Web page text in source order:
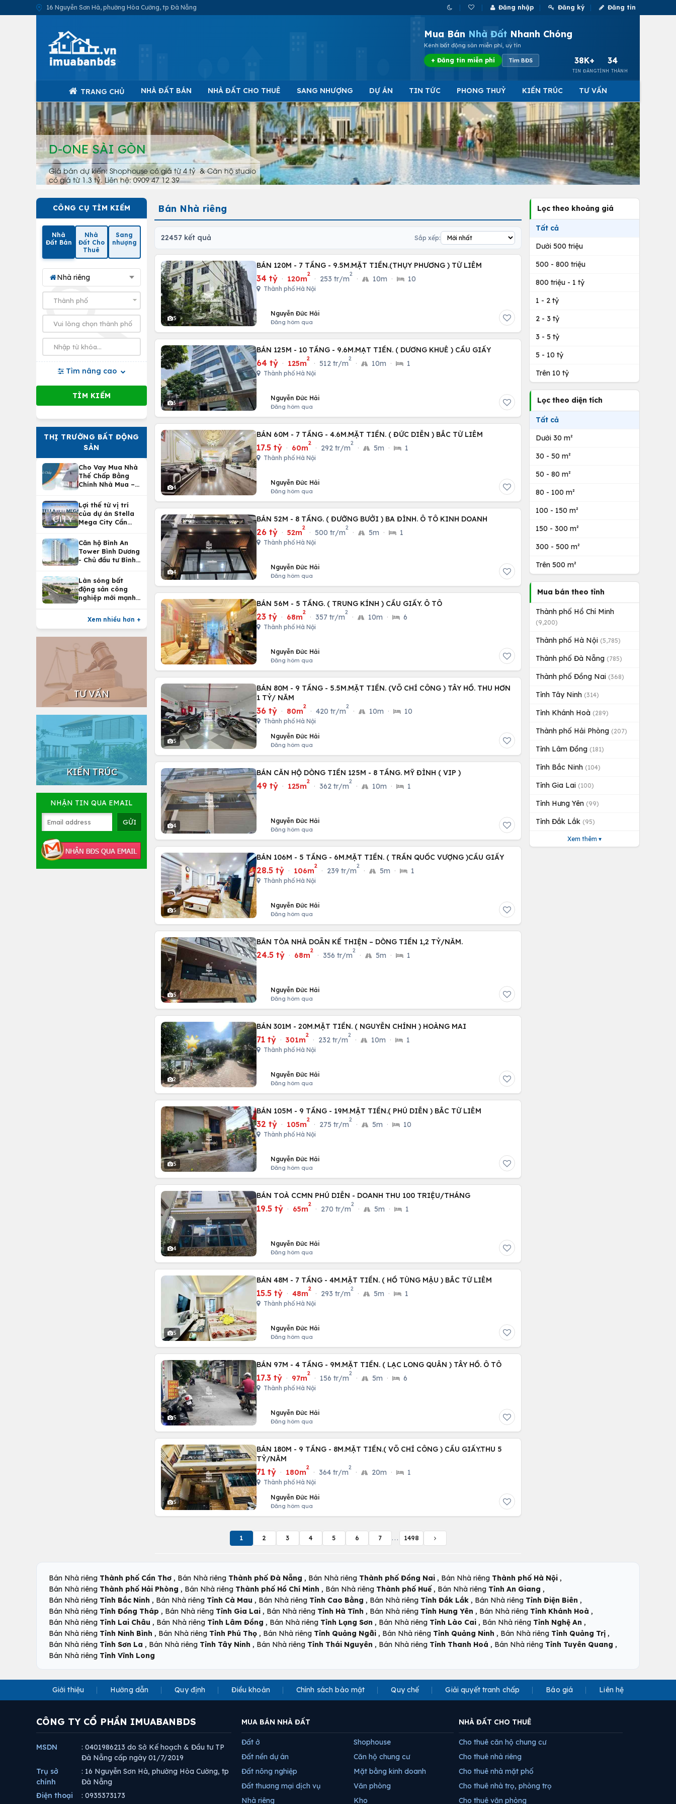
16 Nguyễn Sơn Hà, phường Hòa Cường, tp Đà Nẵng Đăng nhập Đăng ký Đăng tin
Mua Bán Nhà Đất Nhanh Chóng
Kênh bất động sản miễn phí, uy tín
+ Đăng tin miễn phí Tìm BĐS 38K+
TIN ĐĂNG
34
TỈNH THÀNH
TRANG CHỦ NHÀ ĐẤT BÁN NHÀ ĐẤT CHO THUÊ SANG NHƯỢNG DỰ ÁN TIN TỨC PHONG THUỶ KIẾN TRÚC TƯ VẤN
D-ONE SÀI GÒN
Giá bán dự kiến: Shophouse có giá từ 4 tỷ & Căn hộ studio
có giá từ 1.3 tỷ. Liên hệ: 0909 47 12 39
CÔNG CỤ TÌM KIẾM
Nhà
Đất Bán
Nhà
Đất Cho
Thuê
Sang
nhượng
Nhà riêng
Tìm nâng cao
THỊ TRƯỜNG BẤT ĐỘNG
SẢN
Cho Vay Mua Nhà
Thế Chấp Bằng
Chính Nhà Mua –
Nhà Tại
Vietcombank
Lợi thế từ vị trí
của dự án Stella
Mega City Cần
Căn hộ Bình An
Tower Bình Dương
- Chủ đầu tư Bình
Làn sóng bất
động sản công
nghiệp mới mạnh
Xem nhiều hơn +
TƯ VẤN
KIẾN TRÚC
NHẬN TIN QUA EMAIL
Bán Nhà riêng
22457 kết quả Sắp xếp:
5
BÁN 120M - 7 TẦNG - 9.5M.MẶT TIỀN.(THỤY PHƯƠNG ) TỪ LIÊM
34 tỷ · 120m
2
· 253 tr/m
2
· 10m · 10
Thành phố Hà Nội
Nguyễn Đức Hải
Đăng hôm qua
3
BÁN 125M - 10 TẦNG - 9.6M.MẠT TIỀN. ( DƯƠNG KHUÊ ) CẦU GIẤY
64 tỷ · 125m
2
· 512 tr/m
2
· 10m · 1
Thành phố Hà Nội
Nguyễn Đức Hải
Đăng hôm qua
4
BÁN 60M - 7 TẦNG - 4.6M.MẶT TIỀN. ( ĐỨC DIỄN ) BẮC TỪ LIÊM
17.5 tỷ · 60m
2
· 292 tr/m
2
· 5m · 1
Thành phố Hà Nội
Nguyễn Đức Hải
Đăng hôm qua
4
BÁN 52M - 8 TẦNG. ( ĐƯỜNG BƯỞI ) BA ĐÌNH. Ô TÔ KINH DOANH
26 tỷ · 52m
2
· 500 tr/m
2
· 5m · 1
Thành phố Hà Nội
Nguyễn Đức Hải
Đăng hôm qua
BÁN 56M - 5 TẦNG. ( TRUNG KÍNH ) CẦU GIẤY. Ô TÔ
23 tỷ · 68m
2
· 357 tr/m
2
· 10m · 6
Thành phố Hà Nội
Nguyễn Đức Hải
Đăng hôm qua
5
BÁN 80M - 9 TẦNG - 5.5M.MẶT TIỀN. (VÕ CHÍ CÔNG ) TÂY HỒ. THU HƠN
1 TỶ/ NĂM
36 tỷ · 80m
2
· 420 tr/m
2
· 10m · 10
Thành phố Hà Nội
Nguyễn Đức Hải
Đăng hôm qua
4
BÁN CĂN HỘ DÒNG TIỀN 125M - 8 TẦNG. MỸ ĐÌNH ( VIP )
49 tỷ · 125m
2
· 362 tr/m
2
· 10m · 1
Nguyễn Đức Hải
Đăng hôm qua
5
BÁN 106M - 5 TẦNG - 6M.MẶT TIỀN. ( TRẦN QUỐC VƯỢNG )CẦU GIẤY
28.5 tỷ · 106m
2
· 239 tr/m
2
· 5m · 1
Thành phố Hà Nội
Nguyễn Đức Hải
Đăng hôm qua
5
BÁN TÒA NHÀ DOÃN KẾ THIỆN – DÒNG TIỀN 1,2 TỶ/NĂM.
24.5 tỷ · 68m
2
· 356 tr/m
2
· 5m · 1
Nguyễn Đức Hải
Đăng hôm qua
2
BÁN 301M - 20M.MẶT TIỀN. ( NGUYỄN CHÍNH ) HOÀNG MAI
71 tỷ · 301m
2
· 232 tr/m
2
· 10m · 1
Thành phố Hà Nội
Nguyễn Đức Hải
Đăng hôm qua
5
BÁN 105M - 9 TẦNG - 19M.MẶT TIỀN.( PHÚ DIỄN ) BẮC TỪ LIÊM
32 tỷ · 105m
2
· 275 tr/m
2
· 5m · 10
Thành phố Hà Nội
Nguyễn Đức Hải
Đăng hôm qua
4
BÁN TOÀ CCMN PHÚ DIỄN - DOANH THU 100 TRIỆU/THÁNG
19.5 tỷ · 65m
2
· 270 tr/m
2
· 5m · 1
Nguyễn Đức Hải
Đăng hôm qua
5
BÁN 48M - 7 TẦNG - 4M.MẶT TIỀN. ( HỒ TÙNG MẬU ) BẮC TỪ LIÊM
15.5 tỷ · 48m
2
· 293 tr/m
2
· 5m · 1
Thành phố Hà Nội
Nguyễn Đức Hải
Đăng hôm qua
5
BÁN 97M - 4 TẦNG - 9M.MẶT TIỀN. ( LẠC LONG QUÂN ) TÂY HỒ. Ô TÔ
17.3 tỷ · 97m
2
· 156 tr/m
2
· 5m · 6
Thành phố Hà Nội
Nguyễn Đức Hải
Đăng hôm qua
5
BÁN 180M - 9 TẦNG - 8M.MẶT TIỀN.( VÕ CHÍ CÔNG ) CẦU GIẤY.THU 5
TỶ/NĂM
71 tỷ · 180m
2
· 364 tr/m
2
· 20m · 1
Thành phố Hà Nội
Nguyễn Đức Hải
Đăng hôm qua
1 2 3 4 5 6 7 ... 1498
Lọc theo khoảng giá
Tất cả
Dưới 500 triệu
500 - 800 triệu
800 triệu - 1 tỷ
1 - 2 tỷ
2 - 3 tỷ
3 - 5 tỷ
5 - 10 tỷ
Trên 10 tỷ
Lọc theo diện tích
Tất cả
Dưới 30 m²
30 - 50 m²
50 - 80 m²
80 - 100 m²
100 - 150 m²
150 - 300 m²
300 - 500 m²
Trên 500 m²
Mua bán theo tỉnh
Thành phố Hồ Chí Minh
(9,200)
Thành phố Hà Nội (5,785)
Thành phố Đà Nẵng (785)
Thành phố Đồng Nai (368)
Tỉnh Tây Ninh (314)
Tỉnh Khánh Hoà (289)
Thành phố Hải Phòng (207)
Tỉnh Lâm Đồng (181)
Tỉnh Bắc Ninh (104)
Tỉnh Gia Lai (100)
Tỉnh Hưng Yên (99)
Tỉnh Đắk Lắk (95)
Xem thêm ▾
Bán Nhà riêng Thành phố Cần Thơ , Bán Nhà riêng Thành phố Đà Nẵng , Bán Nhà riêng Thành phố Đồng Nai , Bán Nhà riêng Thành phố Hà Nội ,
Bán Nhà riêng Thành phố Hải Phòng , Bán Nhà riêng Thành phố Hồ Chí Minh , Bán Nhà riêng Thành phố Huế , Bán Nhà riêng Tỉnh An Giang ,
Bán Nhà riêng Tỉnh Bắc Ninh , Bán Nhà riêng Tỉnh Cà Mau , Bán Nhà riêng Tỉnh Cao Bằng , Bán Nhà riêng Tỉnh Đắk Lắk , Bán Nhà riêng Tỉnh Điện Biên ,
Bán Nhà riêng Tỉnh Đồng Tháp , Bán Nhà riêng Tỉnh Gia Lai , Bán Nhà riêng Tỉnh Hà Tĩnh , Bán Nhà riêng Tỉnh Hưng Yên , Bán Nhà riêng Tỉnh Khánh Hoà ,
Bán Nhà riêng Tỉnh Lai Châu , Bán Nhà riêng Tỉnh Lâm Đồng , Bán Nhà riêng Tỉnh Lạng Sơn , Bán Nhà riêng Tỉnh Lào Cai , Bán Nhà riêng Tỉnh Nghệ An ,
Bán Nhà riêng Tỉnh Ninh Bình , Bán Nhà riêng Tỉnh Phú Thọ , Bán Nhà riêng Tỉnh Quảng Ngãi , Bán Nhà riêng Tỉnh Quảng Ninh , Bán Nhà riêng Tỉnh Quảng Trị ,
Bán Nhà riêng Tỉnh Sơn La , Bán Nhà riêng Tỉnh Tây Ninh , Bán Nhà riêng Tỉnh Thái Nguyên , Bán Nhà riêng Tỉnh Thanh Hoá , Bán Nhà riêng Tỉnh Tuyên Quang ,
Bán Nhà riêng Tỉnh Vĩnh Long
Giới thiệu Hướng dẫn Quy định Điều khoản Chính sách bảo mật Quy chế Giải quyết tranh chấp Báo giá Liên hệ
CÔNG TY CỔ PHẦN IMUABANBDS
MSDN
: 0401986213 do Sở Kế hoạch & Đầu tư TP
Đà Nẵng cấp ngày 01/7/2019
Trụ sở
chính
: 16 Nguyễn Sơn Hà, phường Hòa Cường, tp
Đà Nẵng
Điện thoại
: 0935373173
MUA BÁN NHÀ ĐẤT
Đất ở
Đất nền dự án
Đất nông nghiệp
Đất thương mại dịch vụ
Nhà riêng
Shophouse
Căn hộ chung cư
Mặt bằng kinh doanh
Văn phòng
Kho
NHÀ ĐẤT CHO THUÊ
Cho thuê căn hộ chung cư
Cho thuê nhà riêng
Cho thuê nhà mặt phố
Cho thuê nhà trọ, phòng trọ
Cho thuê văn phòng